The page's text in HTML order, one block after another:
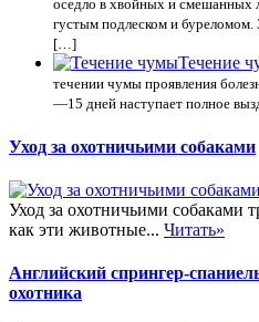
оседло в хвойных и смешанных
густым подлеском и
[…]
Течение
течении чумы проявления
—15 дней наступает полное
Уход за охотничьими собаками
Уход за охотничьими собаками
как эти животные... Читать»
Английский спрингер-
охотника